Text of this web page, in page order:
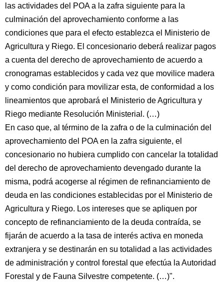
las actividades del POA a la zafra siguiente para la
culminación del aprovechamiento conforme a las
condiciones que para el efecto establezca el Ministerio de
Agricultura y Riego. El concesionario deberá realizar pagos
a cuenta del derecho de aprovechamiento de acuerdo a
cronogramas establecidos y cada vez que movilice madera
y como condición para movilizar esta, de conformidad a los
lineamientos que aprobará el Ministerio de Agricultura y
Riego mediante Resolución Ministerial. (…)
En caso que, al término de la zafra o de la culminación del
aprovechamiento del POA en la zafra siguiente, el
concesionario no hubiera cumplido con cancelar la totalidad
del derecho de aprovechamiento devengado durante la
misma, podrá acogerse al régimen de refinanciamiento de
deuda en las condiciones establecidas por el Ministerio de
Agricultura y Riego. Los intereses que se apliquen por
concepto de refinanciamiento de la deuda contraída, se
fijarán de acuerdo a la tasa de interés activa en moneda
extranjera y se destinarán en su totalidad a las actividades
de administración y control forestal que efectúa la Autoridad
Forestal y de Fauna Silvestre competente. (…)".